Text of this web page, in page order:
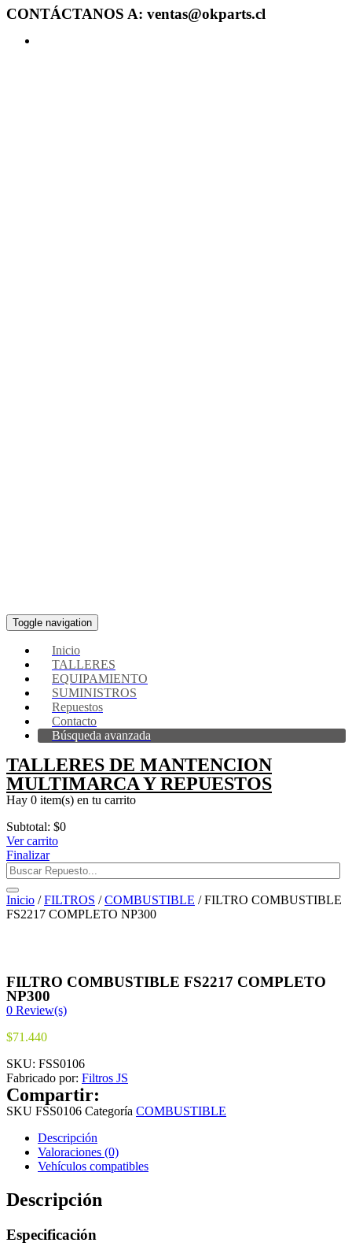
CONTÁCTANOS A: ventas@okparts.cl
Toggle navigation
Inicio
TALLERES
EQUIPAMIENTO
SUMINISTROS
Repuestos
Contacto
Búsqueda avanzada
TALLERES DE MANTENCION
MULTIMARCA Y REPUESTOS
Hay 0 item(s) en tu carrito
Subtotal: $0
Ver carrito
Finalizar
Inicio /FILTROS /COMBUSTIBLE / FILTRO COMBUSTIBLE
FS2217 COMPLETO NP300
FILTRO COMBUSTIBLE FS2217 COMPLETO
NP300
0 Review(s)
$71.440
SKU: FSS0106
Fabricado por: Filtros JS
Compartir:
SKU FSS0106 Categoría COMBUSTIBLE
Descripción
Valoraciones (0)
Vehículos compatibles
Descripción
Especificación